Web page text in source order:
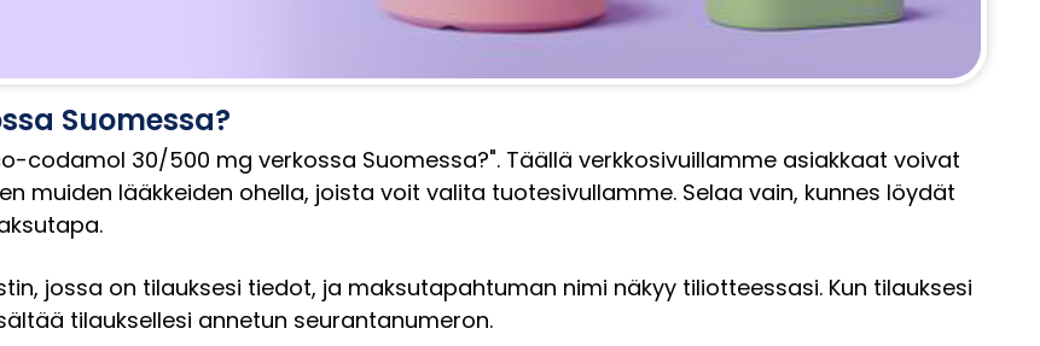
Suomessa?
codamol 30/500 mg verkossa Suomessa?". Täällä verkkosivuillamme asiakkaat voivat
lääkkeiden ohella, joista voit valita tuotesivullamme. Selaa vain, kunnes löydät
jossa on tilauksesi tiedot, ja maksutapahtuman nimi näkyy tiliotteessasi. Kun tilauksesi
tilauksellesi annetun seurantanumeron.